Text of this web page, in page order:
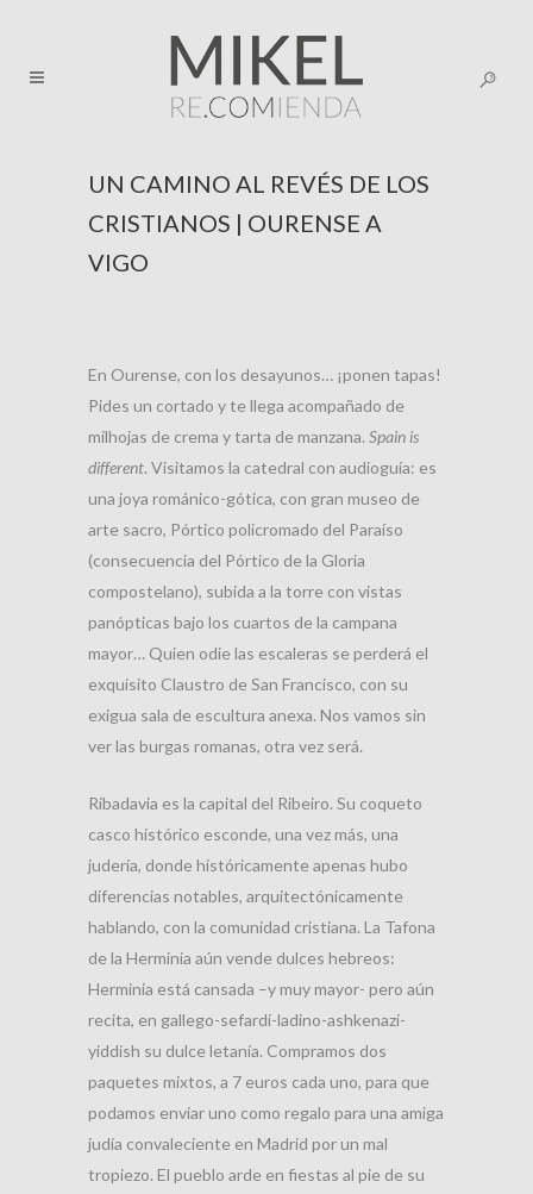
UN CAMINO AL REVÉS DE LOS
CRISTIANOS | OURENSE A
VIGO
En Ourense, con los desayunos… ¡ponen tapas!
Pides un cortado y te llega acompañado de
milhojas de crema y tarta de manzana. Spain is
different. Visitamos la catedral con audioguía: es
una joya románico-gótica, con gran museo de
arte sacro, Pórtico policromado del Paraíso
(consecuencia del Pórtico de la Gloria
compostelano), subida a la torre con vistas
panópticas bajo los cuartos de la campana
mayor… Quien odie las escaleras se perderá el
exquisito Claustro de San Francisco, con su
exigua sala de escultura anexa. Nos vamos sin
ver las burgas romanas, otra vez será.
Ribadavia es la capital del Ribeiro. Su coqueto
casco histórico esconde, una vez más, una
judería, donde históricamente apenas hubo
diferencias notables, arquitectónicamente
hablando, con la comunidad cristiana. La Tafona
de la Herminia aún vende dulces hebreos:
Herminia está cansada –y muy mayor- pero aún
recita, en gallego-sefardí-ladino-ashkenazí-
yiddish su dulce letanía. Compramos dos
paquetes mixtos, a 7 euros cada uno, para que
podamos enviar uno como regalo para una amiga
judía convaleciente en Madrid por un mal
tropiezo. El pueblo arde en fiestas al pie de su